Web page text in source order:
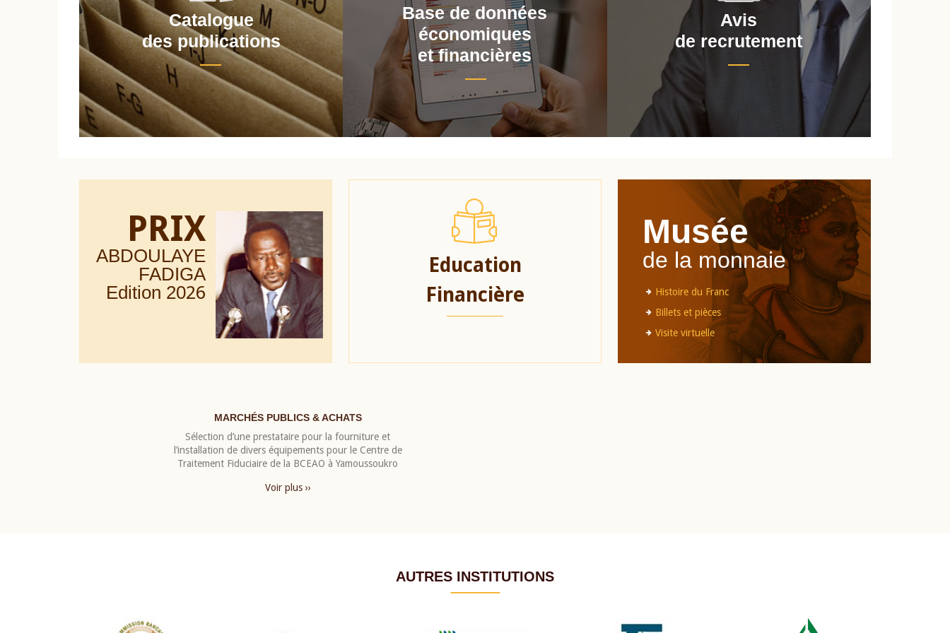
Catalogue
des publications
Base de données
économiques
et financières
Avis
de recrutement
PRIX
ABDOULAYE
FADIGA
Edition 2026
Education
Financière
Musée
de la monnaie
Histoire du Franc
Billets et pièces
Visite virtuelle
MARCHÉS PUBLICS & ACHATS
Sélection d’une prestataire pour la fourniture et
l’installation de divers équipements pour le Centre de
Traitement Fiduciaire de la BCEAO à Yamoussoukro
Voir plus ››
AUTRES INSTITUTIONS